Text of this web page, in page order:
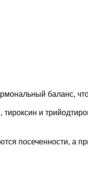
баланс,
и
посеченности, а